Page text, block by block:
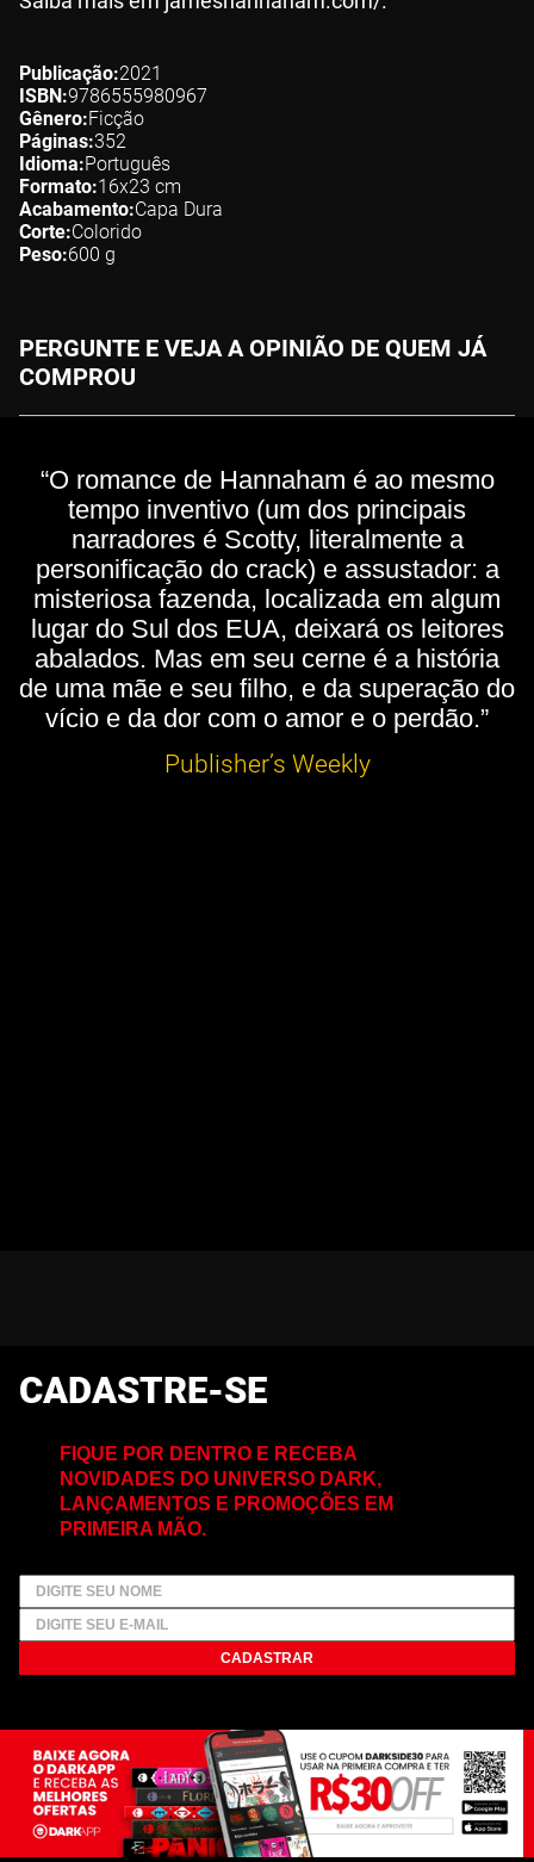
Publicação 2021
ISBN 9786555980967
Gênero Ficção
Páginas 352
Idioma Português
Formato 16x23 cm
Acabamento Capa Dura
Corte Colorido
Peso 600 g
PERGUNTE E VEJA A OPINIÃO DE QUEM JÁ
COMPROU
“O romance de Hannaham é ao mesmo
tempo inventivo (um dos principais
narradores é Scotty, literalmente a
personificação do crack) e assustador: a
misteriosa fazenda, localizada em algum
lugar do Sul dos EUA, deixará os leitores
abalados. Mas em seu cerne é a história
de uma mãe e seu filho, e da superação do
vício e da dor com o amor e o perdão.”
Publisher’s Weekly
CADASTRE-SE
FIQUE POR DENTRO E RECEBA
NOVIDADES DO UNIVERSO DARK,
LANÇAMENTOS E PROMOÇÕES EM
PRIMEIRA MÃO.
CADASTRAR